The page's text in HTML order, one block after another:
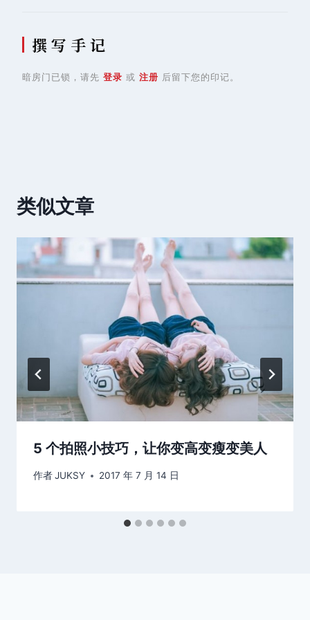
撰 写 手 记
暗房门已锁，请先 登录 或 注册 后留下您的印记。
类似文章
5 个拍照小技巧，让你变高变瘦变美人
作者JUKSY 2017 年 7 月 14 日